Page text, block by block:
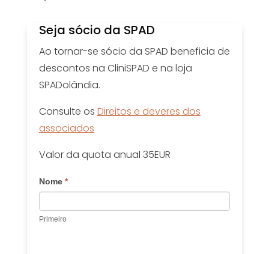
Seja sócio da SPAD
Ao tornar-se sócio da SPAD beneficia de
descontos na CliniSPAD e na loja
SPADolândia.
Consulte os Direitos e deveres dos
associados
Valor da quota anual 35EUR
Nome *
Primeiro